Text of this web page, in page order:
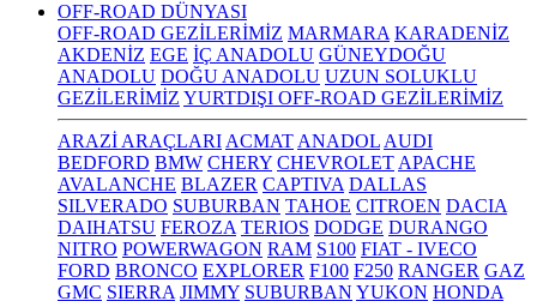
OFF-ROAD DÜNYASI
OFF-ROAD GEZİLERİMİZ MARMARA KARADENİZ
AKDENİZ EGE İÇ ANADOLU GÜNEYDOĞU
ANADOLU DOĞU ANADOLU UZUN SOLUKLU
GEZİLERİMİZ YURTDIŞI OFF-ROAD GEZİLERİMİZ
ARAZİ ARAÇLARI ACMAT ANADOL AUDI
BEDFORD BMW CHERY CHEVROLET APACHE
AVALANCHE BLAZER CAPTIVA DALLAS
SILVERADO SUBURBAN TAHOE CITROEN DACIA
DAIHATSU FEROZA TERIOS DODGE DURANGO
NITRO POWERWAGON RAM S100 FIAT - IVECO
FORD BRONCO EXPLORER F100 F250 RANGER GAZ
GMC SIERRA JIMMY SUBURBAN YUKON HONDA